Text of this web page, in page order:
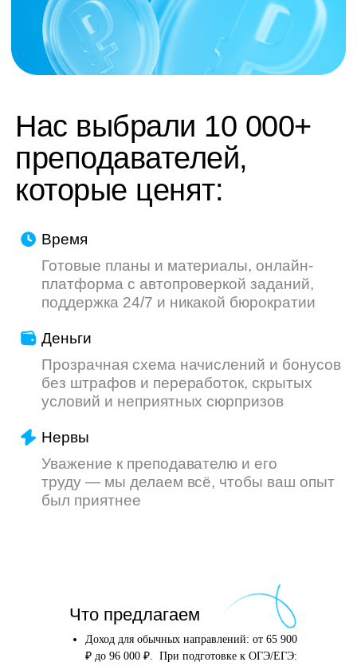
труду — мы делаем всё, чтобы ваш опыт
был приятнее
Что предлагаем
Доход для обычных направлений: от 65 900
₽ до 96 000 ₽. При подготовке к ОГЭ/ЕГЭ:
после того, как вы
оставите заявку